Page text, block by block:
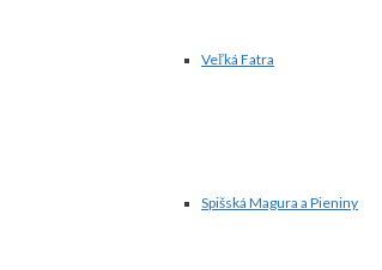
Veľká Fatra
Spišská Magura a Pieniny